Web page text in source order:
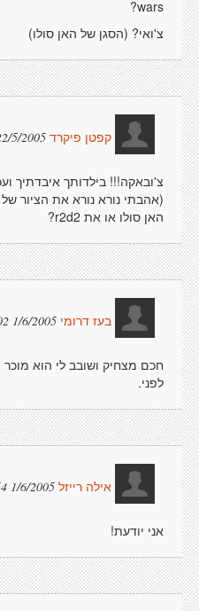
wars?
צ'ואי? (הסגן של האן סולו)
קפטן פיקרד 5/2005 02:01:07
צ'ובאקה!!! בילדותך איבדתיך
(אהבתי נורא נורא את הציור
האן סולו או את r2d2?
בעז דרומי 1/6/2005 22:14:02
חכם מצחיק ושובב לי הוא
לפני.
אילה רייזל 1/6/2005 22:02:54
אני יודעת!